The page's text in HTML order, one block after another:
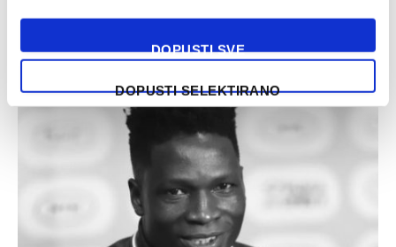
DOPUSTI SVE
DOPUSTI SELEKTIRANO
Nekadašnji fudbaler Sarajeva vratio se u domovinu